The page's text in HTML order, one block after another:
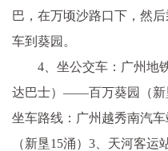
巴，在万顷沙路口下，然
车到葵园。
4、坐公交车：广州
达巴士）——百万葵园（
坐车路线：广州越秀南汽
（新垦15涌）3、天河客